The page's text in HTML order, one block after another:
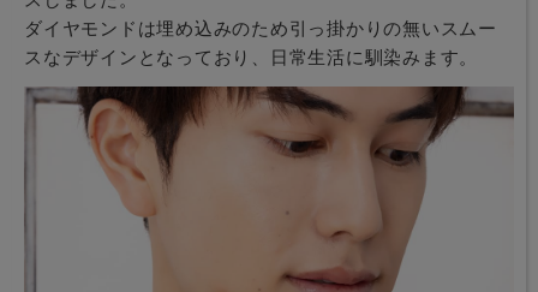
ダイヤモンドは埋め込みのため引っ掛かりの無いスムー
スなデザインとなっており、日常生活に馴染みます。